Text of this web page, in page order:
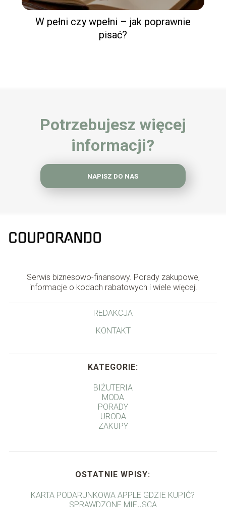
W pełni czy wpełni – jak poprawnie
pisać?
Potrzebujesz więcej
informacji?
NAPISZ DO NAS
Serwis biznesowo-finansowy. Porady zakupowe,
informacje o kodach rabatowych i wiele więcej!
REDAKCJA
KONTAKT
KATEGORIE:
BIŻUTERIA
MODA
PORADY
URODA
ZAKUPY
OSTATNIE WPISY:
KARTA PODARUNKOWA APPLE GDZIE KUPIĆ?
SPRAWDZONE MIEJSCA